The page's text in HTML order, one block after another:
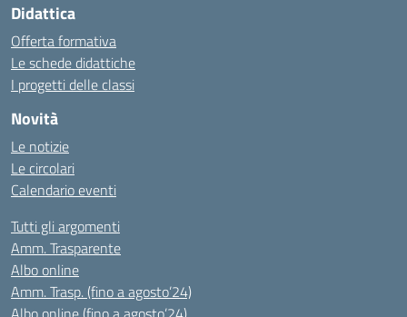
Didattica
Offerta formativa
Le schede didattiche
I progetti delle classi
Novità
Le notizie
Le circolari
Calendario eventi
Tutti gli argomenti
Amm. Trasparente
Albo online
Amm. Trasp. (fino a agosto’24)